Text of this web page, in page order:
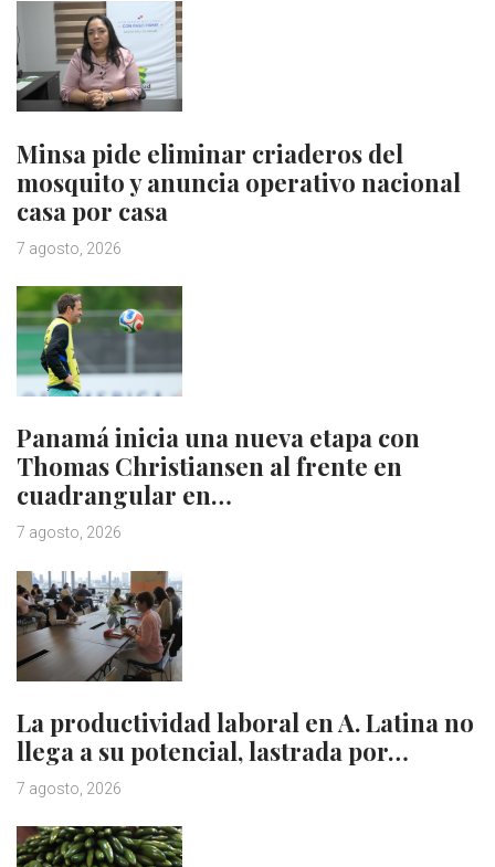
Minsa pide eliminar criaderos del
mosquito y anuncia operativo nacional
casa por casa
7 agosto, 2026
Panamá inicia una nueva etapa con
Thomas Christiansen al frente en
cuadrangular en…
7 agosto, 2026
La productividad laboral en A. Latina no
llega a su potencial, lastrada por…
7 agosto, 2026